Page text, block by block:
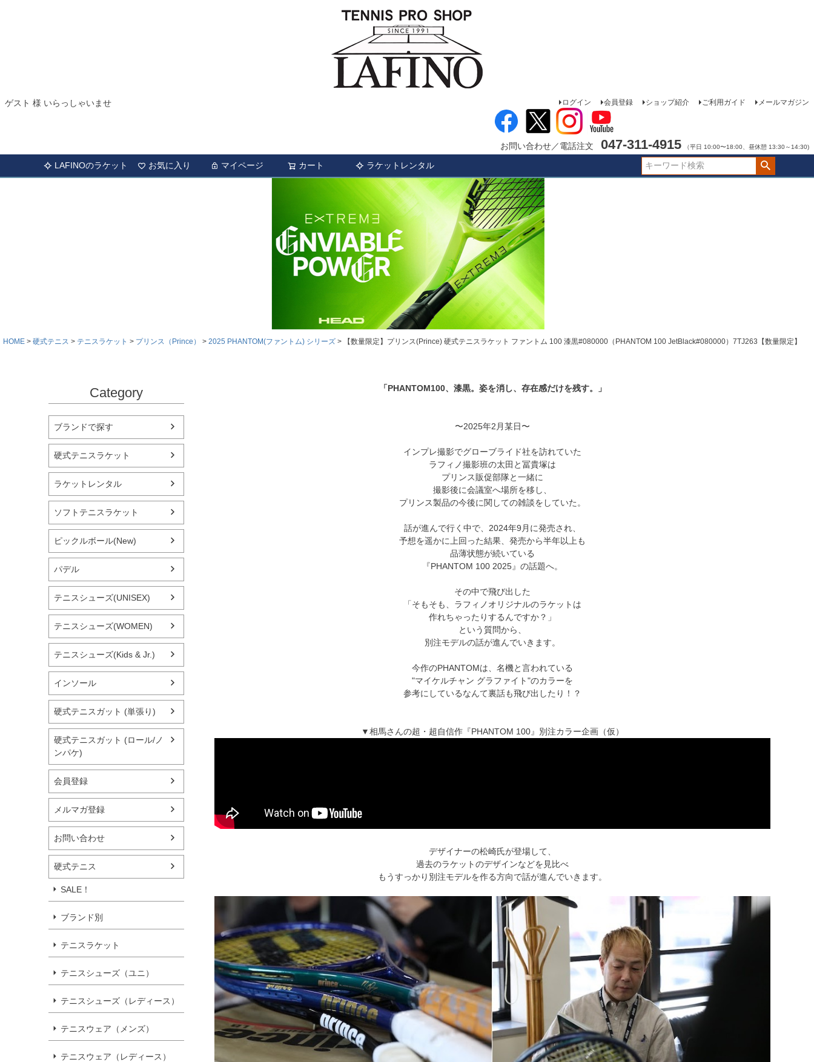
ゲスト 様 いらっしゃいませ ログイン 会員登録 ショップ紹介 ご利用ガイド メールマガジン
お問い合わせ／電話注文 047-311-4915 （平日 10:00〜18:00、昼休憩 13:30～14:30)
LAFINOのラケット お気に入り マイページ カート ラケットレンタル
HOME 硬式テニス テニスラケット プリンス（Prince） 2025 PHANTOM(ファントム) シリーズ 【数量限定】プリンス(Prince) 硬式テニスラケット ファントム 100 漆黒#080000（PHANTOM 100 JetBlack#080000）7TJ263【数量限定】
Category
ブランドで探す
硬式テニスラケット
ラケットレンタル
ソフトテニスラケット
ピックルボール(New)
パデル
テニスシューズ(UNISEX)
テニスシューズ(WOMEN)
テニスシューズ(Kids & Jr.)
インソール
硬式テニスガット (単張り)
硬式テニスガット (ロール/ノ
ンパケ)
会員登録
メルマガ登録
お問い合わせ
硬式テニス
SALE！
ブランド別
テニスラケット
テニスシューズ（ユニ）
テニスシューズ（レディース）
テニスウェア（メンズ）
テニスウェア（レディース）
「PHANTOM100、漆黒。姿を消し、存在感だけを残す。」
〜2025年2月某日〜
インプレ撮影でグローブライド社を訪れていた
ラフィノ撮影班の太田と冨貴塚は
プリンス販促部隊と一緒に
撮影後に会議室へ場所を移し、
プリンス製品の今後に関しての雑談をしていた。
話が進んで行く中で、2024年9月に発売され、
予想を遥かに上回った結果、発売から半年以上も
品薄状態が続いている
『PHANTOM 100 2025』の話題へ。
その中で飛び出した
「そもそも、ラフィノオリジナルのラケットは
作れちゃったりするんですか？」
という質問から、
別注モデルの話が進んでいきます。
今作のPHANTOMは、名機と言われている
"マイケルチャン グラファイト"のカラーを
参考にしているなんて裏話も飛び出したり！？
▼相馬さんの超・超自信作『PHANTOM 100』別注カラー企画（仮）
デザイナーの松崎氏が登場して、
過去のラケットのデザインなどを見比べ
もうすっかり別注モデルを作る方向で話が進んでいきます。